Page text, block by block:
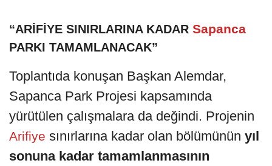
“ARİFİYE SINIRLARINA KADAR Sapanca
PARKI TAMAMLANACAK”
Toplantıda konuşan Başkan Alemdar,
Sapanca Park Projesi kapsamında
yürütülen çalışmalara da değindi. Projenin
Arifiye sınırlarına kadar olan bölümünün yıl
sonuna kadar tamamlanmasının